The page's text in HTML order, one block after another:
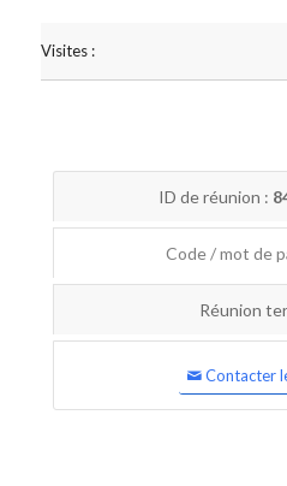
Visites :
ID de réunion :
Code / mot de
Réunion
Contacter